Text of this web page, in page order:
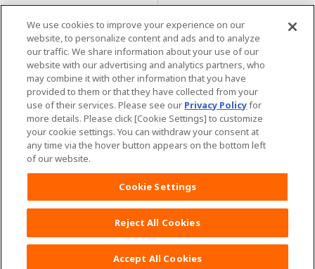
Daftar POKOJANG POIN
PROGRAM Yuk!KLIK DISINI
Map Situs Lokasi seluruh dunia
Tentang penggunaan situs ini Lingkungan yang dianjurkan
Copyright© Unicharm Corporation
We use cookies to improve your experience on our
website, to personalize content and ads and to analyze
our traffic. We share information about your use of our
website with our advertising and analytics partners, who
may combine it with other information that you have
provided to them or that they have collected from your
use of their services. Please see our Privacy Policyfor
more details. Please click [Cookie Settings] to customize
your cookie settings. You can withdraw your consent at
any time via the hover button appears on the bottom left
of our website.
Cookie Settings
Reject All Cookies
Accept All Cookies